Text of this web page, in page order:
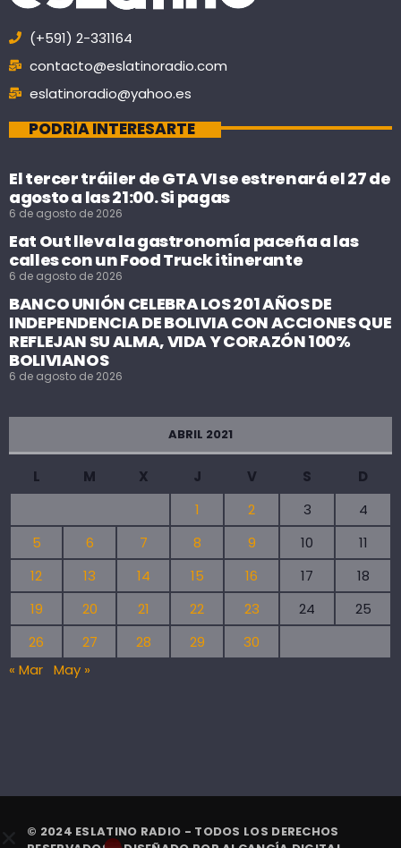
(+591) 2-331164
contacto@eslatinoradio.com
eslatinoradio@yahoo.es
PODRÍA INTERESARTE
El tercer tráiler de GTA VI se estrenará el 27 de
agosto a las 21:00. Si pagas
6 de agosto de 2026
Eat Out lleva la gastronomía paceña a las
calles con un Food Truck itinerante
6 de agosto de 2026
BANCO UNIÓN CELEBRA LOS 201 AÑOS DE
INDEPENDENCIA DE BOLIVIA CON ACCIONES QUE
REFLEJAN SU ALMA, VIDA Y CORAZÓN 100%
BOLIVIANOS
6 de agosto de 2026
ABRIL 2021
L M X J V S
D
1
2 3
4
5
6 7 8 9 10
11
12
13 14 15 16 17
18
19
20 21 22 23 24
25
26
27 28 29
30
« Mar May »
© 2024 ESLATINO RADIO - TODOS LOS DERECHOS